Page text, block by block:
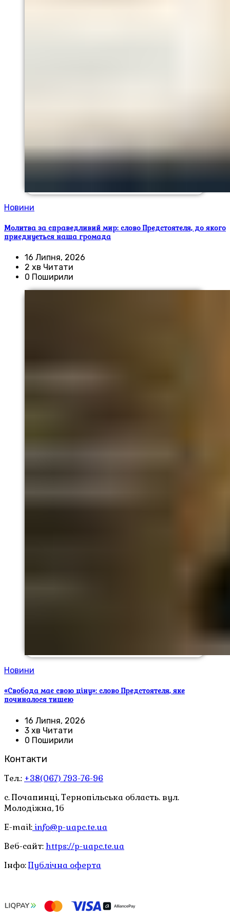
Новини
Молитва за справедливий мир: слово Предстоятеля, до якого
приєднується наша громада
16 Липня, 2026
2 хв Читати
0 Поширили
Новини
«Свобода має свою ціну»: слово Предстоятеля, яке
починалося тишею
16 Липня, 2026
3 хв Читати
0 Поширили
Контакти
Тел.: +38(067) 793-76-96
с. Почапинці, Тернопільська область. вул.
Молодіжна, 1б
E-mail: info@p-uapc.te.ua
Веб-сайт: https://p-uapc.te.ua
Інфо:Публічна оферта